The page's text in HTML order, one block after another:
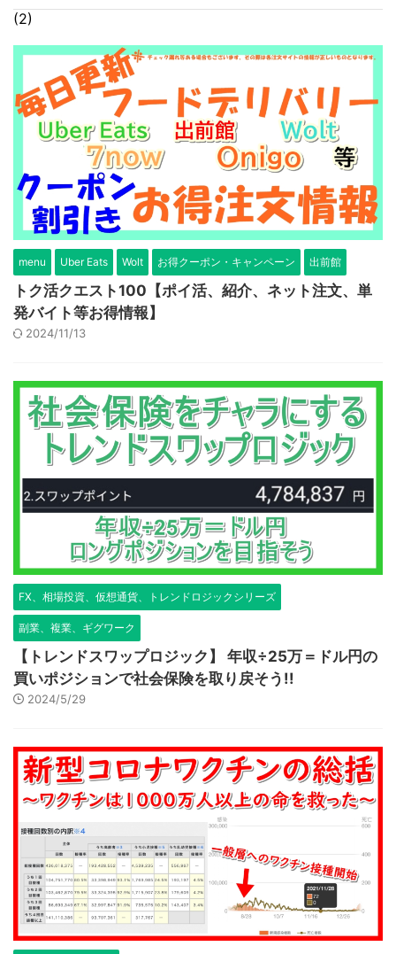
(2)
menu Uber Eats Wolt お得クーポン・キャンペーン 出前館
トク活クエスト100【ポイ活、紹介、ネット注文、単
発バイト等お得情報】
2024/11/13
FX、相場投資、仮想通貨、トレンドロジックシリーズ
副業、複業、ギグワーク
【トレンドスワップロジック】 年収÷25万＝ドル円の
買いポジションで社会保険を取り戻そう!!
2024/5/29